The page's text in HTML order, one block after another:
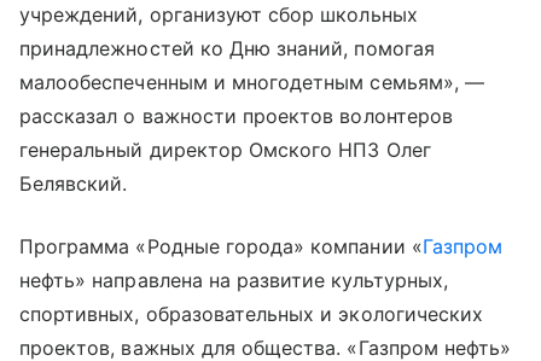
учреждений, организуют сбор школьных
принадлежностей ко Дню знаний, помогая
малообеспеченным и многодетным семьям», —
рассказал о важности проектов волонтеров
генеральный директор Омского НПЗ Олег
Белявский.
Программа «Родные города» компании «Газпром
нефть» направлена на развитие культурных,
спортивных, образовательных и экологических
проектов, важных для общества. «Газпром нефть»